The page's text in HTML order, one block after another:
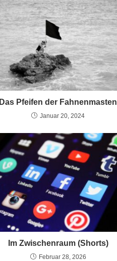
Das Pfeifen der Fahnenmasten
Januar 20, 2024
Im Zwischenraum (Shorts)
Februar 28, 2026